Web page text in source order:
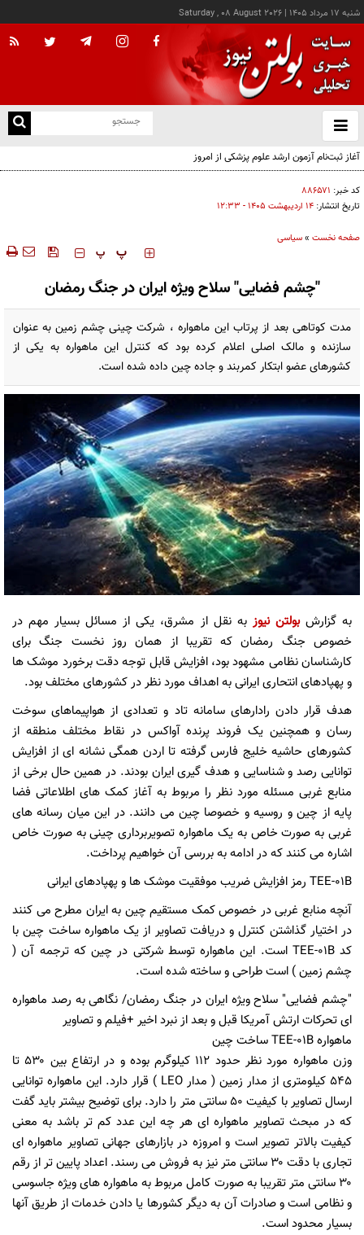
شنبه ۱۷ مرداد ۱۴۰۵ |
Saturday , 08 August 2026
باز
و
آغاز ثبت‌نام آزمون ارشد علوم پزشکی از امروز
کد خبر: ۸۸۶۵۷۱
تاریخ انتشار: ۱۴ ارديبهشت ۱۴۰۵ - ۱۲:۳۳
صفحه نخست »سیاسی
‍‍‍ پ پ
"چشم فضایی" سلاح ویژه ایران در جنگ رمضان
مدت کوتاهی بعد از پرتاب این ماهواره ، شرکت چینی چشم زمین به عنوان
سازنده و مالک اصلی اعلام کرده بود که کنترل این ماهواره به یکی از
کشورهای عضو ابتکار کمربند و جاده چین داده شده است.
به گزارشبولتن نیوز به نقل از مشرق، یکی از مسائل بسیار مهم در
خصوص جنگ رمضان که تقریبا از همان روز نخست جنگ برای
کارشناسان نظامی مشهود بود، افزایش قابل توجه دقت برخورد موشک ها
و پهپادهای انتحاری ایرانی به اهداف مورد نظر در کشورهای مختلف بود.
هدف قرار دادن رادارهای سامانه تاد و تعدادی از هواپیماهای سوخت
رسان و همچنین یک فروند پرنده آواکس در نقاط مختلف منطقه از
کشورهای حاشیه خلیج فارس گرفته تا اردن همگی نشانه ای از افزایش
توانایی رصد و شناسایی و هدف گیری ایران بودند. در همین حال برخی از
منابع غربی مسئله مورد نظر را مربوط به آغاز کمک های اطلاعاتی فضا
پایه از چین و روسیه و خصوصا چین می دانند. در این میان رسانه های
غربی به صورت خاص به یک ماهواره تصویربرداری چینی به صورت خاص
اشاره می کنند که در ادامه به بررسی آن خواهیم پرداخت.
TEE-۰۱B رمز افزایش ضریب موفقیت موشک ها و پهپادهای ایرانی
آنچه منابع غربی در خصوص کمک مستقیم چین به ایران مطرح می کنند
در اختیار گذاشتن کنترل و دریافت تصاویر از یک ماهواره ساخت چین با
کد TEE-۰۱B است. این ماهواره توسط شرکتی در چین که ترجمه آن (
چشم زمین ) است طراحی و ساخته شده است.
"چشم فضایی" سلاح ویژه ایران در جنگ رمضان/ نگاهی به رصد ماهواره
ای تحرکات ارتش آمریکا قبل و بعد از نبرد اخیر +فیلم و تصاویر
ماهواره TEE-۰۱B ساخت چین
وزن ماهواره مورد نظر حدود ۱۱۲ کیلوگرم بوده و در ارتفاع بین ۵۳۰ تا
۵۴۵ کیلومتری از مدار زمین ( مدار LEO ) قرار دارد. این ماهواره توانایی
ارسال تصاویر با کیفیت ۵۰ سانتی متر را دارد. برای توضیح بیشتر باید گفت
که در مبحث تصاویر ماهواره ای هر چه این عدد کم تر باشد به معنی
کیفیت بالاتر تصویر است و امروزه در بازارهای جهانی تصاویر ماهواره ای
تجاری با دقت ۳۰ سانتی متر نیز به فروش می رسند. اعداد پایین تر از رقم
۳۰ سانتی متر تقریبا به صورت کامل مربوط به ماهواره های ویژه جاسوسی
و نظامی است و صادرات آن به دیگر کشورها یا دادن خدمات از طریق آنها
بسیار محدود است.